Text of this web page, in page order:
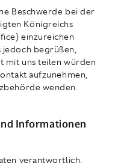
Beschwerde bei der
Königreichs
einzureichen
jedoch begrüßen,
mit uns teilen würden
aufzunehmen,
wenden.
Informationen
verantwortlich.